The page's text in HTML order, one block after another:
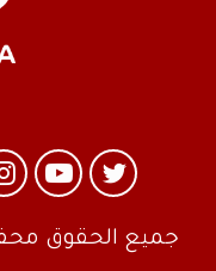
تويتر
جميع الحقوق